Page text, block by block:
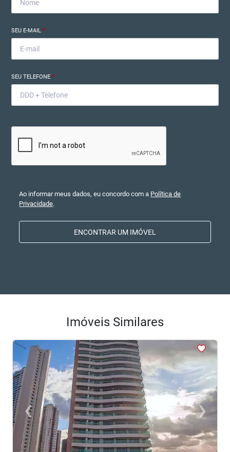
SEU E-MAIL*
SEU TELEFONE*
Ao informar meus dados, eu concordo com a Política de
Privacidade.
ENCONTRAR UM IMÓVEL
Imóveis Similares
<<< <
‹
Previous ›Next